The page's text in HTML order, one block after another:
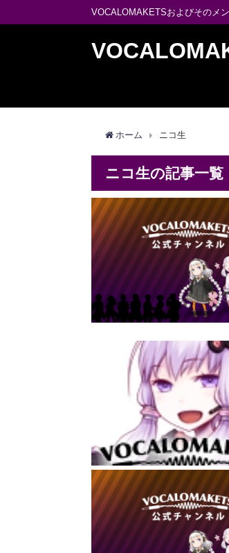
VOCALOMAKETSおよびそのメ
ホーム ニコ生
ニコ生の記事一覧